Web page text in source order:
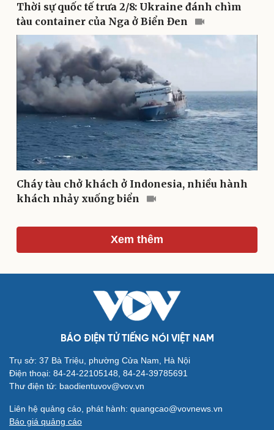
Du lịch
Tư vấn
Săn Tour
Podcast
Câu chuyện thời sự
Đọc truyện đêm khuya
Kể chuyện cho bé
Hạt giống tâm hồn
Cải chính
Thời sự quốc tế trưa 2/8: Ukraine đánh chìm
tàu container của Nga ở Biển Đen
Cháy tàu chở khách ở Indonesia, nhiều hành
khách nhảy xuống biển
Xem thêm
BÁO ĐIỆN TỬ TIẾNG NÓI VIỆT NAM
Trụ sở: 37 Bà Triệu, phường Cửa Nam, Hà Nội
Điện thoại: 84-24-22105148, 84-24-39785691
Thư điện tử: baodientuvov@vov.vn
Liên hệ quảng cáo, phát hành: quangcao@vovnews.vn
Báo giá quảng cáo